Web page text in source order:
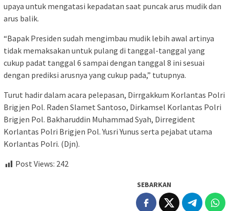
upaya untuk mengatasi kepadatan saat puncak arus mudik dan
arus balik.
“Bapak Presiden sudah mengimbau mudik lebih awal artinya
tidak memaksakan untuk pulang di tanggal-tanggal yang
cukup padat tanggal 6 sampai dengan tanggal 8 ini sesuai
dengan prediksi arusnya yang cukup pada,” tutupnya.
Turut hadir dalam acara pelepasan, Dirrgakkum Korlantas Polri
Brigjen Pol. Raden Slamet Santoso, Dirkamsel Korlantas Polri
Brigjen Pol. Bakharuddin Muhammad Syah, Dirregident
Korlantas Polri Brigjen Pol. Yusri Yunus serta pejabat utama
Korlantas Polri. (Djn).
Post Views: 242
SEBARKAN